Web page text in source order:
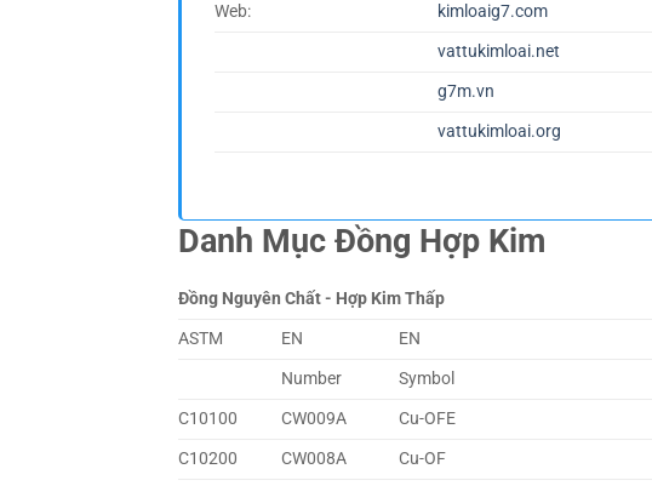
Web:
kimloaig7.com
vattukimloai.net
g7m.vn
vattukimloai.org
Danh Mục Đồng Hợp Kim
Đồng Nguyên Chất - Hợp Kim Thấp
ASTM
EN EN
Number
Symbol
C10100
CW009A Cu-OFE
C10200
CW008A Cu-OF